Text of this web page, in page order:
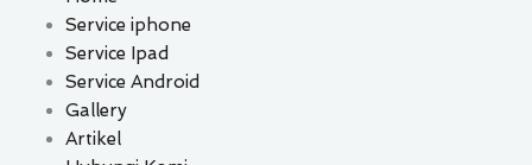
Service iphone
Service Ipad
Service Android
Gallery
Artikel